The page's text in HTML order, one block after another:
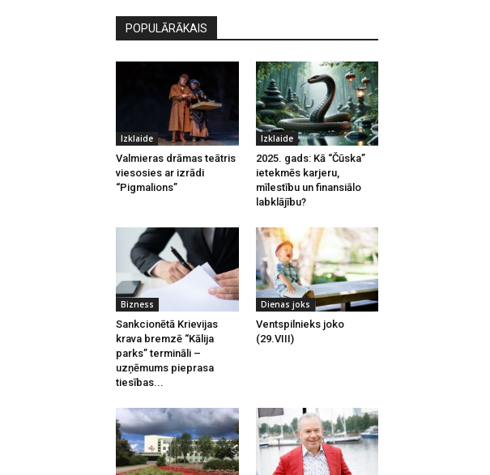
POPULĀRĀKAIS
Izklaide
Valmieras drāmas teātris
viesosies ar izrādi
“Pigmalions”
Izklaide
2025. gads: Kā “Čūska”
ietekmēs karjeru,
mīlestību un finansiālo
labklājību?
Bizness
Sankcionētā Krievijas
krava bremzē “Kālija
parks” termināli –
uzņēmums pieprasa
tiesības...
Dienas joks
Ventspilnieks joko
(29.VIII)